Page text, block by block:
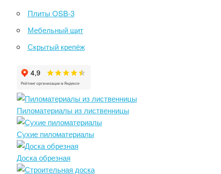
Плиты OSB-3
Мебельный щит
Скрытый крепёж
Пиломатериалы из лиственницы
Сухие пиломатериалы
Доска обрезная